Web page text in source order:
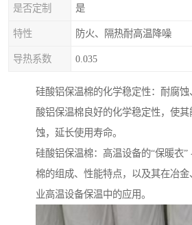
是否定制 是
特性 防火、隔热耐高温降噪
导热系数 0.035
硅酸铝保温棉的化学稳定性：耐腐
酸铝保温棉良好的化学稳定性，使
蚀，延长使用寿命。
硅酸铝保温棉：高温设备的“保暖衣”
棉的组成、性能特点，以及其在冶
业高温设备保温中的应用。